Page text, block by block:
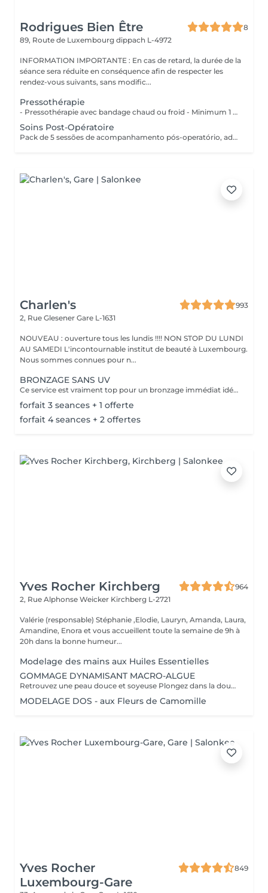
Rodrigues Bien Être
8
89, Route de Luxembourg dippach L-4972
INFORMATION IMPORTANTE : En cas de retard, la durée de la
séance sera réduite en conséquence afin de respecter les
rendez-vous suivants, sans modific...
Pressothérapie
- Pressothérapie avec bandage chaud ou froid - Minimum 1 séance par semaine Bienfaits : - Stimule la circulation sanguine et lymphatique - Réduit la rétention d'eau et les gonflements - Soulage les jambes lourdes et fatiguées - Aide à diminuer l'apparence de la cellulite - Favorise la récupération après une chirurgie esthétique - Améliore le confort despersonnes souffrant de lipdème
Soins Post-Opératoire
Pack de 5 sessões de acompanhamento pós-operatório, adaptadas às necessidades da recuperação. As sessões devem ser realizadas com um intervalo mínimo de 2 dias entre cada uma, para respeitar o processo de cicatrização e otimizar os resultados.
Charlen's
993
2, Rue Glesener Gare L-1631
NOUVEAU : ouverture tous les lundis !!!! NON STOP DU LUNDI
AU SAMEDI L'incontournable institut de beauté à Luxembourg.
Nous sommes connues pour n...
BRONZAGE SANS UV
Ce service est vraiment top pour un bronzage immédiat idéal avant vos vacances ou avant une soirée ;) Nous vous conseillons de faire un gommage la veille du soin et de porter des vêtements amples noirs. Selon votre peau, cela tient environ 1 semaine à 10 Jours! AVANT Exfolier votre peau en profondeur, puis hydrater généreusement 24h avant d'appliquer votre autobronzant, en insistant bien sur les coudes, genoux, chevilles et les zones sensibles. Épiler ou raser dans les 48h avant application afin que les pores de la peau soient fermés. Des points noirs pourraient apparaître si votre peau n'est pas nette lors de l'application. Ne pas appliquer de crème hydratante, parfum, déodorant ou maquillage le jour même de l'application cela pourrait obstruer les pores de la peau et faire apparaître des points noirs. APRÈS Porter des vêtement amples de couleur foncée les vêtements près du corps ou sous-vêtements pourraient faire des marques, porter des chaussures larges. Hydrater quotidiennement votre peau les jours suivant l'application ou utiliser un autobronzant progressif pour entretenir votre bronzage et le faire durer plus longtemps. Après 5 jours, exfolier quotidiennement votre peau à l'aide d'un exfoliant doux afin d'aider votre peau à absorber plus facilement votre crème hydratante, et garder un joli bronzage. Cela permet aussi au bronzage de s'estomper progressivement et uniformément.
forfait 3 seances + 1 offerte
forfait 4 seances + 2 offertes
Yves Rocher Kirchberg
964
2, Rue Alphonse Weicker Kirchberg L-2721
Valérie (responsable) Stéphanie ,Elodie, Lauryn, Amanda, Laura,
Amandine, Enora et vous accueillent toute la semaine de 9h à
20h dans la bonne humeur...
Modelage des mains aux Huiles Essentielles
GOMMAGE DYNAMISANT MACRO-ALGUE
Retrouvez une peau douce et soyeuse Plongez dans la douceur tropicale dIndonésie à travers les notes épicées des huiles essentielles de Girofle et de Muscade. Ce gommage aux effluves chauds et naturels vous transporte tout en exfoliant délicatement votre peau : elle est douce, lumineuse et satinée.
MODELAGE DOS - aux Fleurs de Camomille
Yves Rocher
Luxembourg-Gare
849